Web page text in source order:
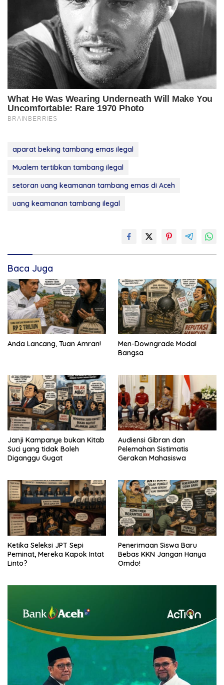
aparat beking tambang emas ilegal
Mualem tertibkan tambang ilegal
setoran uang keamanan tambang emas di Aceh
uang keamanan tambang ilegal
Baca Juga
Anda Lancang, Tuan Amran!
Men-Downgrade Modal
Bangsa
Janji Kampanye bukan Kitab
Suci yang tidak Boleh
Diganggu Gugat
Audiensi Gibran dan
Pelemahan Sistimatis
Gerakan Mahasiswa
Ketika Seleksi JPT Sepi
Peminat, Mereka Kapok Intat
Linto?
Penerimaan Siswa Baru
Bebas KKN Jangan Hanya
Omdo!